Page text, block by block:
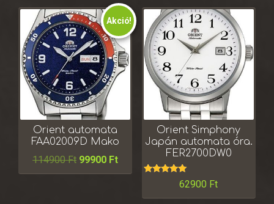
Akció!
Orient automata
FAA02009D Mako
114900Ft 99900 Ft
Orient Simphony
Japán automata óra.
FER2700DW0
Értékelés:62900 Ft